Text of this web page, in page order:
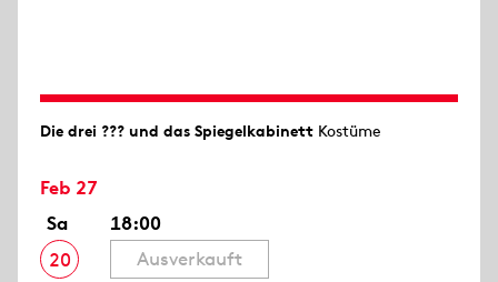
Die drei ??? und das Spiegelkabinett Kostüme
Feb 27
Sa
20
18:00
Ausverkauft